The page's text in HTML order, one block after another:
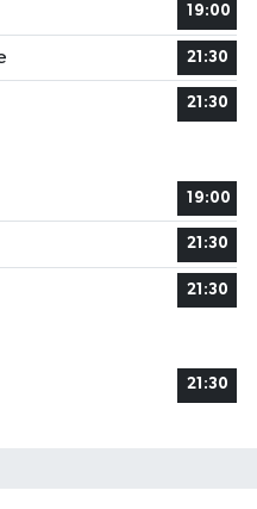
19:00
21:30
21:30
19:00
21:30
21:30
21:30